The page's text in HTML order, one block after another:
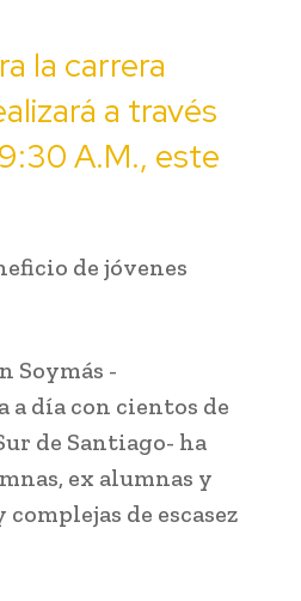
la carrera
a través
A.M., este
de jóvenes
Soymás -
a día con cientos de
de Santiago- ha
ex alumnas y
de escasez